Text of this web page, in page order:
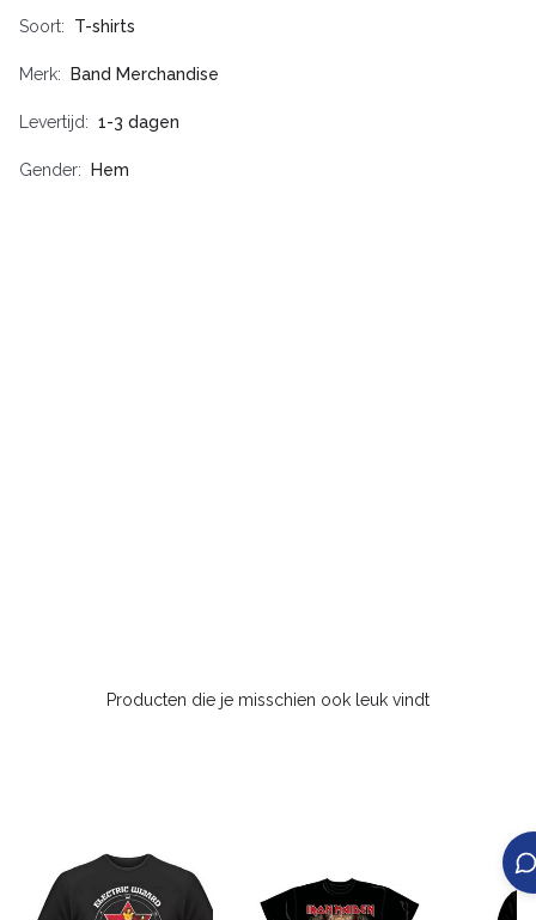
Soort T-shirts
Merk Band Merchandise
Levertijd 1-3 dagen
Gender Hem
Producten die je misschien ook leuk vindt